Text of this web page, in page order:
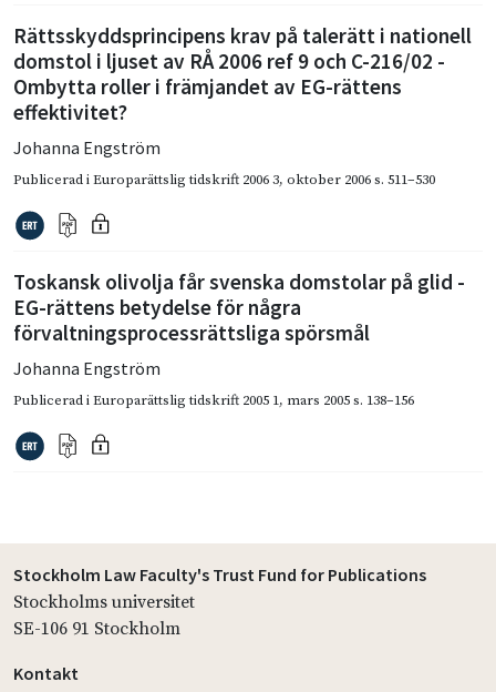
Rättsskyddsprincipens krav på talerätt i nationell
domstol i ljuset av RÅ 2006 ref 9 och C-216/02 -
Ombytta roller i främjandet av EG-rättens
effektivitet?
Johanna Engström
Publicerad iEuroparättslig tidskrift 2006 3, oktober 2006s. 511–530
Toskansk olivolja får svenska domstolar på glid -
EG-rättens betydelse för några
förvaltningsprocessrättsliga spörsmål
Johanna Engström
Publicerad iEuroparättslig tidskrift 2005 1, mars 2005s. 138–156
Stockholm Law Faculty's Trust Fund for Publications
Stockholms universitet
SE-106 91 Stockholm
Kontakt